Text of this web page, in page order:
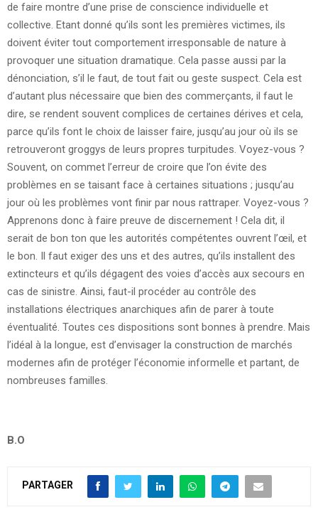
de faire montre d’une prise de conscience individuelle et
collective. Etant donné qu’ils sont les premières victimes, ils
doivent éviter tout comportement irresponsable de nature à
provoquer une situation dramatique. Cela passe aussi par la
dénonciation, s’il le faut, de tout fait ou geste suspect. Cela est
d’autant plus nécessaire que bien des commerçants, il faut le
dire, se rendent souvent complices de certaines dérives et cela,
parce qu’ils font le choix de laisser faire, jusqu’au jour où ils se
retrouveront groggys de leurs propres turpitudes. Voyez-vous ?
Souvent, on commet l’erreur de croire que l’on évite des
problèmes en se taisant face à certaines situations ; jusqu’au
jour où les problèmes vont finir par nous rattraper. Voyez-vous ?
Apprenons donc à faire preuve de discernement ! Cela dit, il
serait de bon ton que les autorités compétentes ouvrent l’œil, et
le bon. Il faut exiger des uns et des autres, qu’ils installent des
extincteurs et qu’ils dégagent des voies d’accès aux secours en
cas de sinistre. Ainsi, faut-il procéder au contrôle des
installations électriques anarchiques afin de parer à toute
éventualité. Toutes ces dispositions sont bonnes à prendre. Mais
l’idéal à la longue, est d’envisager la construction de marchés
modernes afin de protéger l’économie informelle et partant, de
nombreuses familles.
B.O
PARTAGER